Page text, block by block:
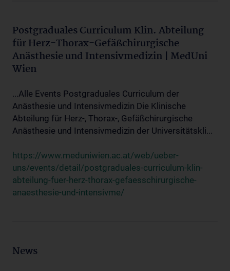
Postgraduales Curriculum Klin. Abteilung
für Herz-Thorax-Gefäßchirurgische
Anästhesie und Intensivmedizin | MedUni
Wien
...Alle Events Postgraduales Curriculum der
Anästhesie und Intensivmedizin Die Klinische
Abteilung für Herz-, Thorax-, Gefäßchirurgische
Anästhesie und Intensivmedizin der Universitätskli...
https://www.meduniwien.ac.at/web/ueber-
uns/events/detail/postgraduales-curriculum-klin-
abteilung-fuer-herz-thorax-gefaesschirurgische-
anaesthesie-und-intensivme/
News